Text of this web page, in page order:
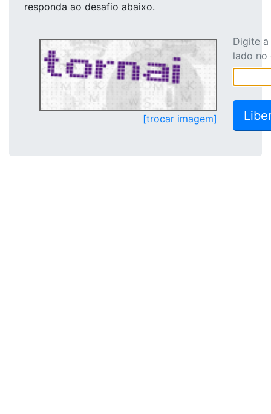
responda ao desafio abaixo.
[trocar imagem]
Digite
lado no